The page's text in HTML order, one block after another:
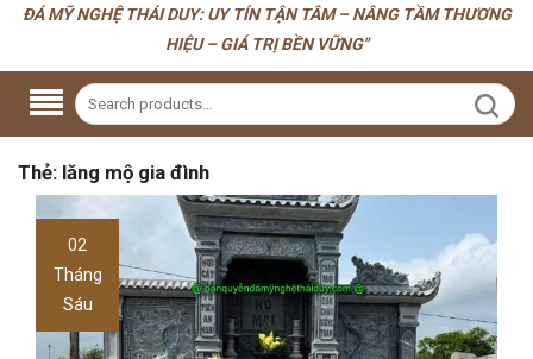
ĐÁ MỸ NGHỆ THÁI DUY: UY TÍN TẬN TÂM – NÂNG TẦM THƯƠNG
HIỆU – GIÁ TRỊ BỀN VỮNG"
Thẻ: lăng mộ gia đình
02
Tháng
Sáu